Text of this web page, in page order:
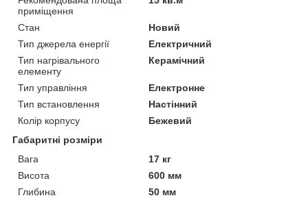
приміщення
Стан
Новий
Тип джерела енергії
Електричний
Тип нагрівального
елементу
Керамічний
Тип управління
Електронне
Тип встановлення
Настінний
Колір корпусу
Бежевий
Габаритні розміри
Вага
17 кг
Висота
600 мм
Глибина
50 мм